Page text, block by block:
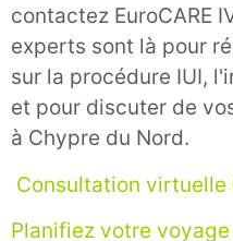
contactez EuroCARE
experts sont là pour
sur la procédure IUI,
et pour discuter de
à Chypre du Nord.
Consultation virtuelle
Planifiez votre voyage